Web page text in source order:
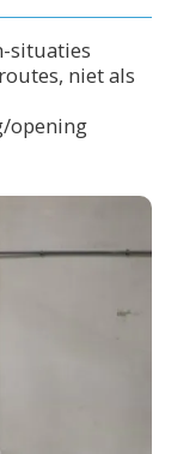
situaties
niet als
opening